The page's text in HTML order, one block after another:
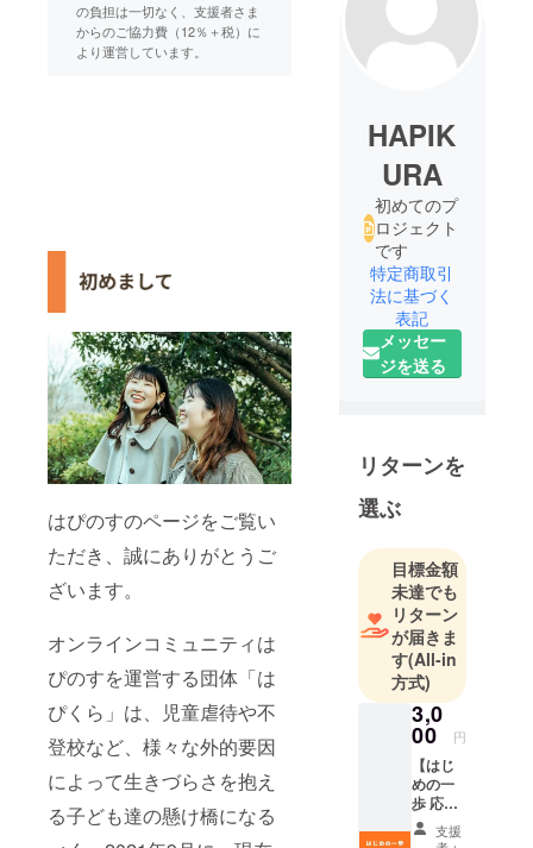
の負担は一切なく、支援者さま
からのご協力費（12％＋税）に
より運営しています。
はぴのすのページをご覧い
ただき、誠にありがとうご
ざいます。
オンラインコミュニティは
ぴのすを運営する団体「は
ぴくら」は、児童虐待や不
登校など、様々な外的要因
によって生きづらさを抱え
る子ども達の懸け橋になる
HAPIK
URA
初めてのプ
ロジェクト
です
特定商取引
法に基づく
表記
メッセー
ジを送る
リターンを
選ぶ
目標金額
未達でも
リターン
が届きま
す(All-in
方式)
3,0
00 円
【はじ
めの一
歩 応援
プラ
ン】 ・
支援